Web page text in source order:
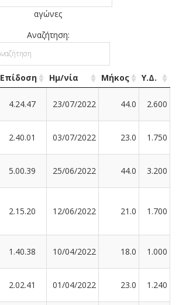
αγώνες
Αναζήτηση:
Επίδοση Ημ/νία Μήκος
Υ.Δ.
4.24.47 23/07/2022 44.0 2.600
2.40.01 03/07/2022 23.0 1.750
5.00.39 25/06/2022 44.0 3.200
2.15.20 12/06/2022 21.0 1.700
1.40.38 10/04/2022 18.0 1.000
2.02.41 01/04/2022 23.0 1.240